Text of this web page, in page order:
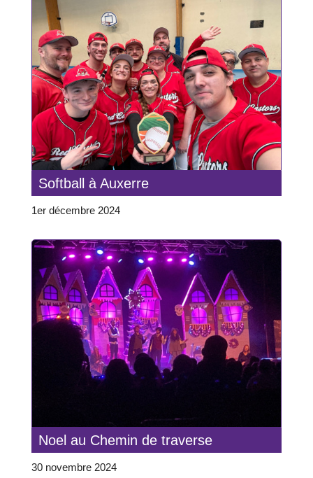
Softball à Auxerre
1er décembre 2024
Noel au Chemin de traverse
30 novembre 2024